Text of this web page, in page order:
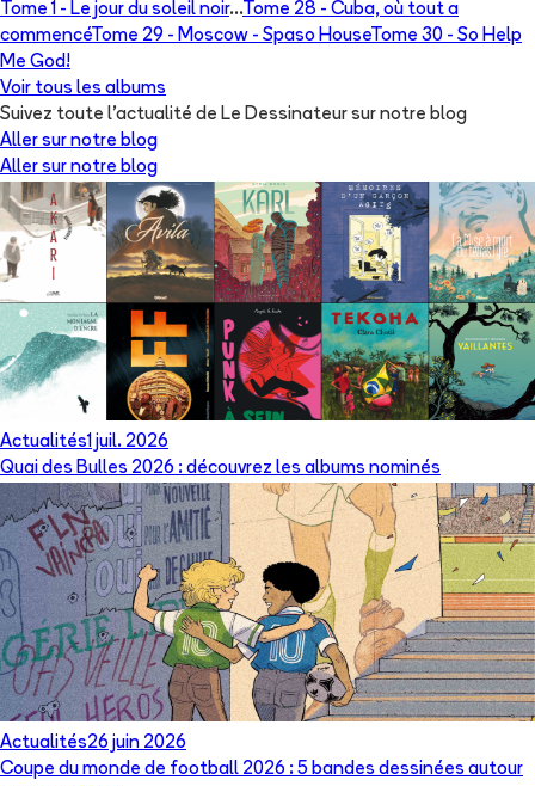
Tome 1 - Le jour du soleil noir...Tome 28 - Cuba, où tout a
commencéTome 29 - Moscow - Spaso HouseTome 30 - So Help
Me God!
Voir tous les albums
Suivez toute l'actualité de Le Dessinateur sur notre blog
Aller sur notre blog
Aller sur notre blog
Actualités1 juil. 2026
Quai des Bulles 2026 : découvrez les albums nominés
Actualités26 juin 2026
Coupe du monde de football 2026 : 5 bandes dessinées autour